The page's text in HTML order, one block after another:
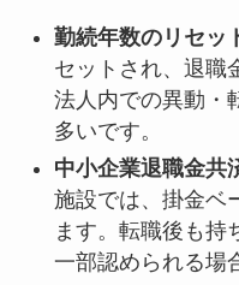
勤続年数のリセッ
セットされ、退職
法人内での異動・
多いです。
中小企業退職金共
施設では、掛金ベ
ます。転職後も持
一部認められる場